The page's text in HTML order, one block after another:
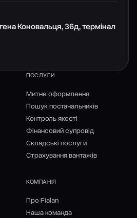
Коновальця, 36д, термінал
ПОСЛУГИ
Митне оформлення
Пошук постачальників
Контроль якості
Фінансовий супровід
Складські послуги
Страхування вантажів
КОМПАНІЯ
Про Fialan
Наша команда